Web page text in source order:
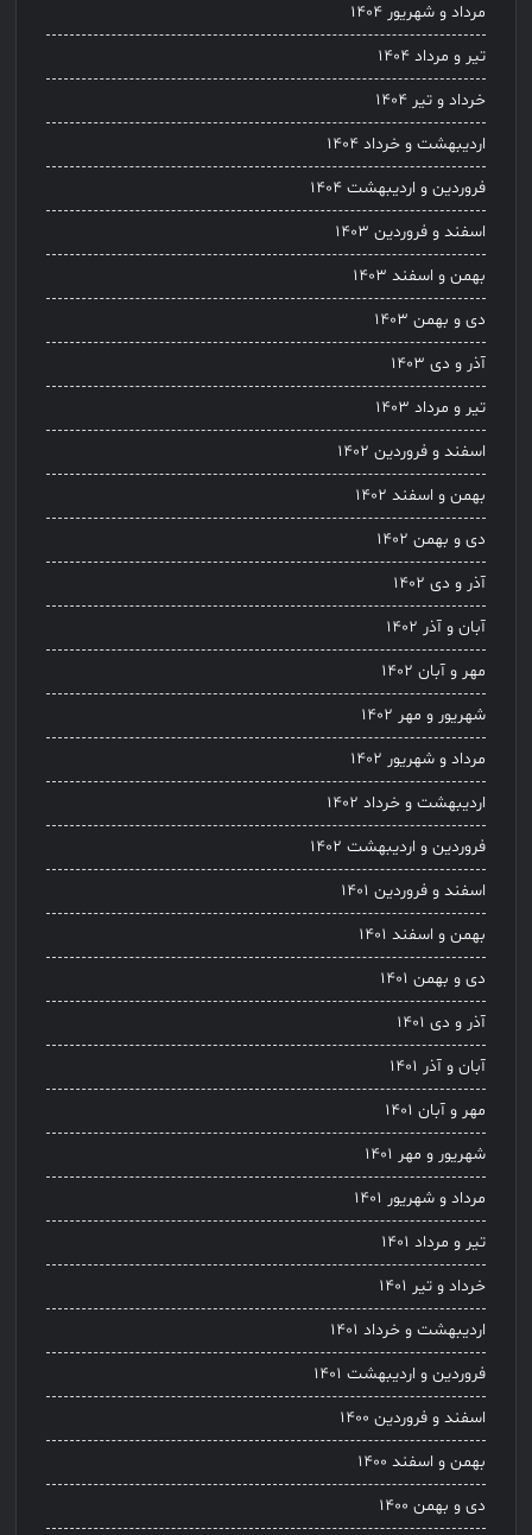
مرداد و شهریور ۱۴۰۴
تیر و مرداد ۱۴۰۴
خرداد و تیر ۱۴۰۴
اردیبهشت و خرداد ۱۴۰۴
فروردین و اردیبهشت ۱۴۰۴
اسفند و فروردین ۱۴۰۳
بهمن و اسفند ۱۴۰۳
دی و بهمن ۱۴۰۳
آذر و دی ۱۴۰۳
تیر و مرداد ۱۴۰۳
اسفند و فروردین ۱۴۰۲
بهمن و اسفند ۱۴۰۲
دی و بهمن ۱۴۰۲
آذر و دی ۱۴۰۲
آبان و آذر ۱۴۰۲
مهر و آبان ۱۴۰۲
شهریور و مهر ۱۴۰۲
مرداد و شهریور ۱۴۰۲
اردیبهشت و خرداد ۱۴۰۲
فروردین و اردیبهشت ۱۴۰۲
اسفند و فروردین ۱۴۰۱
بهمن و اسفند ۱۴۰۱
دی و بهمن ۱۴۰۱
آذر و دی ۱۴۰۱
آبان و آذر ۱۴۰۱
مهر و آبان ۱۴۰۱
شهریور و مهر ۱۴۰۱
مرداد و شهریور ۱۴۰۱
تیر و مرداد ۱۴۰۱
خرداد و تیر ۱۴۰۱
اردیبهشت و خرداد ۱۴۰۱
فروردین و اردیبهشت ۱۴۰۱
اسفند و فروردین ۱۴۰۰
بهمن و اسفند ۱۴۰۰
دی و بهمن ۱۴۰۰